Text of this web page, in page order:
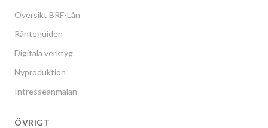
Översikt BRF-Lån
Ränteguiden
Digitala verktyg
Nyproduktion
Intresseanmälan
ÖVRIGT